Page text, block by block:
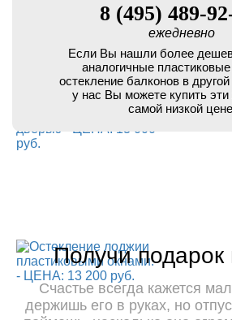
8 (495) 489-
ежедневно
Если Вы нашли более
аналогичные
остекление балконов в
у нас Вы можете купить эти
самой низкой
Получи подарок
Счастье всегда кажется
держишь его в руках, но